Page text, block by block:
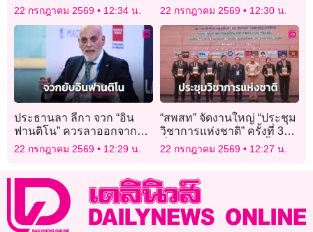
เหรียญ ศึกเอเชียนเกมส์ 2026
22 กรกฎาคม 2569 12:34 น.
จังหวัด 5 ปี
22 กรกฎาคม 2569 12:30 น.
ประธานลา ลีกา จวก “อิน
ฟานติโน” ควรลาออกจาก
ปธ.ฟีฟ่า
22 กรกฎาคม 2569 12:29 น.
“สพสท” จัดงานใหญ่ “ประชุม
วิชาการแห่งชาติ” ครั้งที่ 39
ที่อุดรธานี 18-20 พ.ย.นี้
22 กรกฎาคม 2569 12:27 น.